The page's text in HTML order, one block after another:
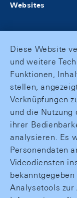
Websites
Diese Website
und weitere
Funktionen,
stellen,
Verknüpfungen
und die Nutzung
ihrer
analysieren. Es
Personendaten
Videodiensten
Analysetools